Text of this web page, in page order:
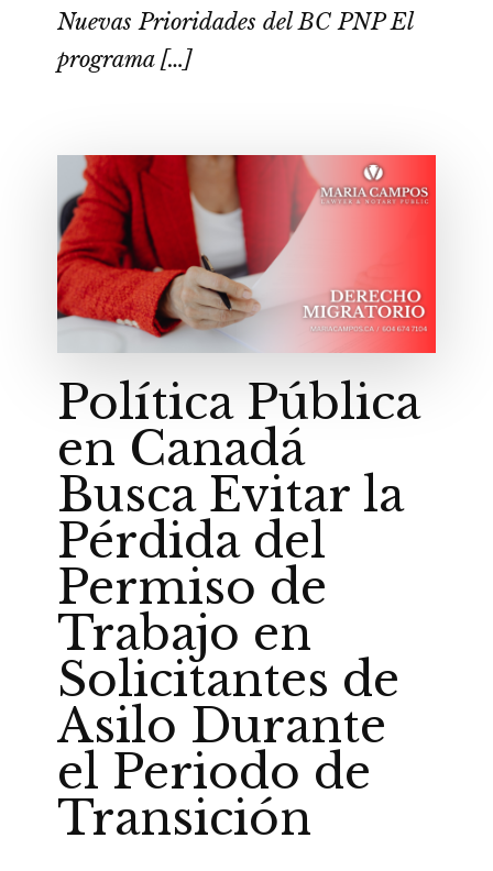
Nuevas Prioridades del BC PNP El
programa […]
Política Pública
en Canadá
Busca Evitar la
Pérdida del
Permiso de
Trabajo en
Solicitantes de
Asilo Durante
el Periodo de
Transición